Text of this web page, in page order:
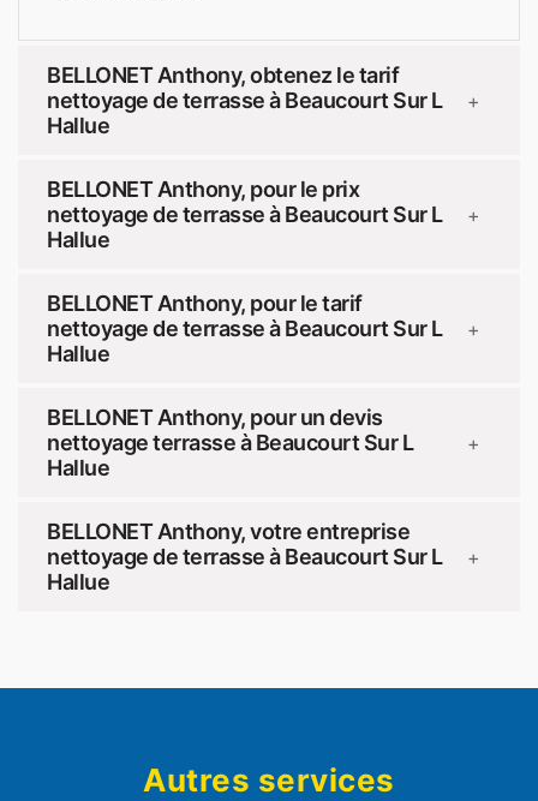
BELLONET Anthony, obtenez le tarif
nettoyage de terrasse à Beaucourt Sur L
Hallue
+
BELLONET Anthony, pour le prix
nettoyage de terrasse à Beaucourt Sur L
Hallue
+
BELLONET Anthony, pour le tarif
nettoyage de terrasse à Beaucourt Sur L
Hallue
+
BELLONET Anthony, pour un devis
nettoyage terrasse à Beaucourt Sur L
Hallue
+
BELLONET Anthony, votre entreprise
nettoyage de terrasse à Beaucourt Sur L
Hallue
+
Autres services